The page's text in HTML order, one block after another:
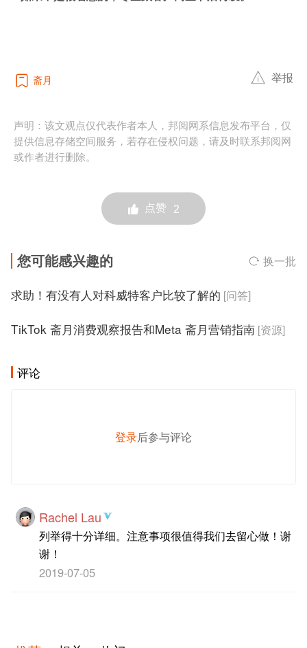
斋月 举报
声明：该文观点仅代表作者本人，邦阅网系信息发布平台，仅
提供信息存储空间服务，若存在侵权问题，请及时联系邦阅网
或作者进行删除。
点赞 2
您可能感兴趣的 换一批
求助！有没有人对科威特客户比较了解的 [问答]
TikTok 斋月消费观察报告和Meta 斋月营销指南 [资源]
评论
登录后参与评论
Rachel Lau
列举得十分详细。注意事项很值得我们去留心做！谢
谢！
2019-07-05